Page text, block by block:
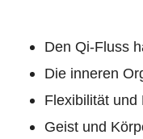
Den Qi-Fluss
Die inneren
Flexibilität und
Geist und